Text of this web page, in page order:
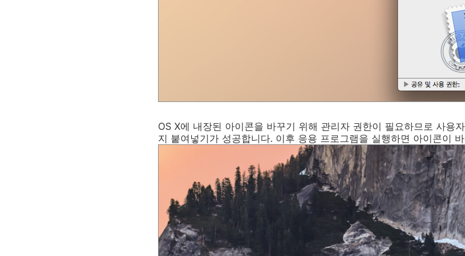
OS X에 내장된 아이콘을 바꾸기 위해 관리자 권한이 필요하므로 사용
지 붙여넣기가 성공합니다. 이후 응용 프로그램을 실행하면 아이콘이